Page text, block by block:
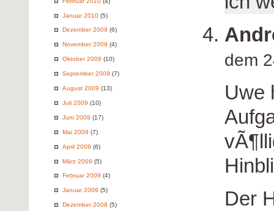
Januar 2010 (5)
Dezember 2009 (6)
November 2009 (4)
Oktober 2009 (10)
September 2009 (7)
August 2009 (13)
Juli 2009 (10)
Juni 2009 (17)
Mai 2009 (7)
April 2009 (6)
März 2009 (5)
Februar 2009 (4)
Januar 2009 (5)
Dezember 2008 (5)
dem
Uwe
Der